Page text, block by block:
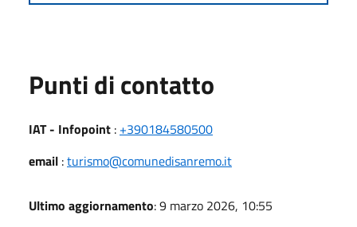
Punti di contatto
IAT - Infopoint : +390184580500
email :turismo@comunedisanremo.it
Ultimo aggiornamento: 9 marzo 2026, 10:55